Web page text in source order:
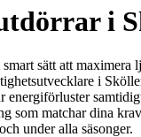
i
sätt att
i
energiförluster
som matchar dina
under alla säsonger.